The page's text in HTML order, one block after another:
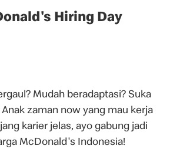
Hiring Day
Mudah beradaptasi? Suka
Anak zaman now yang mau kerja
karier jelas, ayo gabung jadi
McDonald's Indonesia!